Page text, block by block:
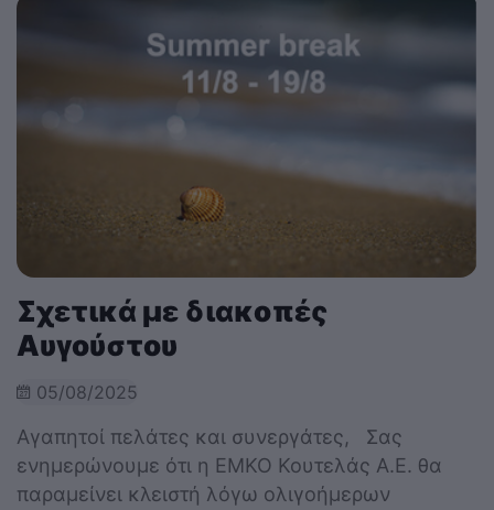
Σχετικά με διακοπές
Αυγούστου
05/08/2025
Αγαπητοί πελάτες και συνεργάτες, Σας
ενημερώνουμε ότι η ΕΜΚΟ Κουτελάς Α.Ε. θα
παραμείνει κλειστή λόγω ολιγοήμερων